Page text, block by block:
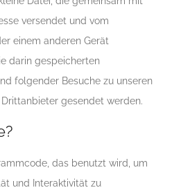
versendet und vom
einem anderen Gerät
darin gespeicherten
folgender Besuche zu unseren
gesendet werden.
das benutzt wird, um
und Interaktivität zu